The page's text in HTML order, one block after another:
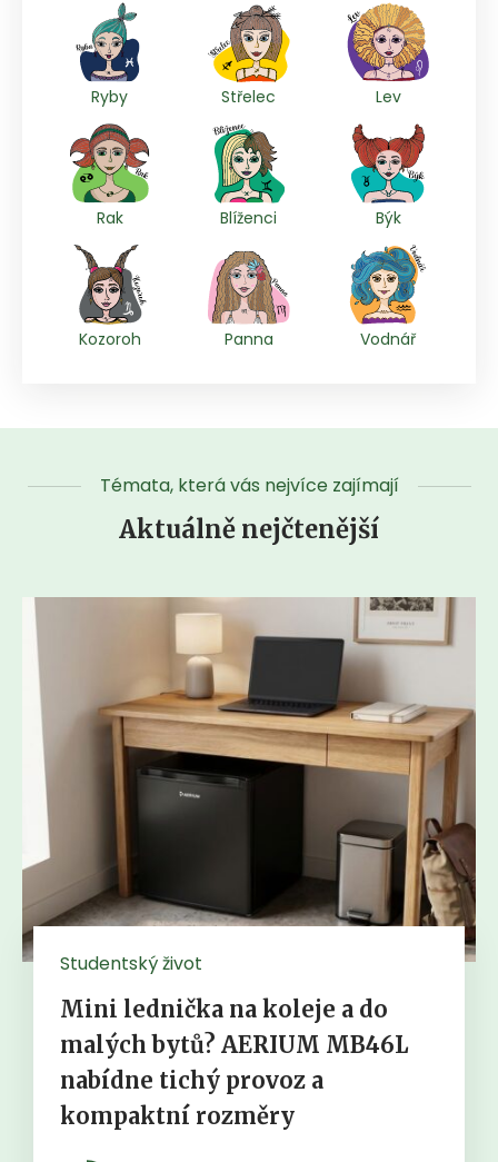
Ryby Střelec Lev
Rak Blíženci Býk
Kozoroh Panna Vodnář
Témata, která vás nejvíce zajímají
Aktuálně nejčtenější
Studentský život
Mini lednička na koleje a do
malých bytů? AERIUM MB46L
nabídne tichý provoz a
kompaktní rozměry